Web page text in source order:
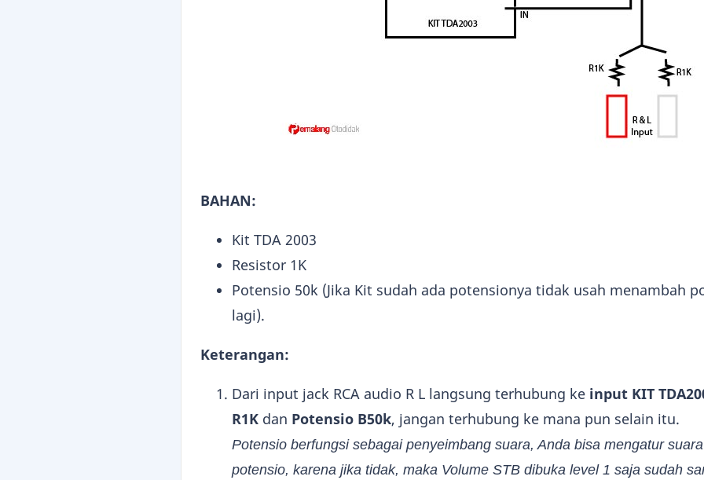
BAHAN:
Kit TDA 2003
Resistor 1K
Potensio 50k (Jika Kit sudah ada potensionya tidak usah menambah
lagi).
Keterangan:
Dari input jack RCA audio R L langsung terhubung ke input KIT
R1K dan Potensio B50k, jangan terhubung ke mana pun selain itu.
Potensio berfungsi sebagai penyeimbang suara, Anda bisa mengatur
potensio, karena jika tidak, maka Volume STB dibuka level 1 saja sudah